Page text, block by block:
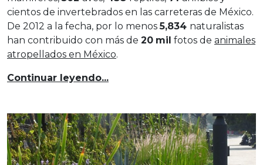
cientos de invertebrados en las carreteras de México.
De 2012 a la fecha, por lo menos5,834 naturalistas
han contribuido con más de 20 mil fotos de animales
atropellados en México.
Continuar leyendo...